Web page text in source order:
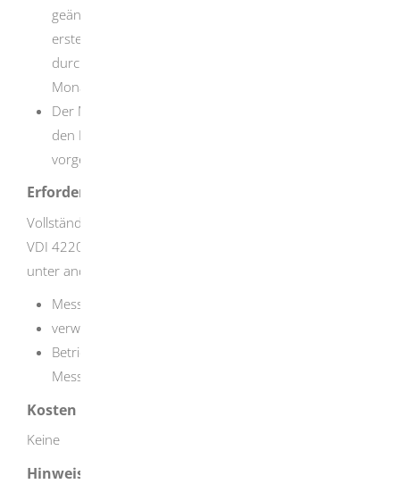
geändert wurde, müssen Sie die Messungen im
ersten Jahr nach Inbetriebnahme alle 2 Monate
durchführen lassen, anschließend regelmäßig alle 6
Monate.
Der Messbericht muss spätestens 8 Wochen nach
den Messungen bei der zuständigen Behörde
vorgelegt werden.
Erforderliche Unterlagen
Vollständiger Messbericht gemäß Anhang A der Richtlinie
VDI 4220 Blatt 2 (Ausgabe November 2018) mit Angaben
unter anderem zu:
Messergebnissen,
verwendeten Messverfahren,
Betriebsbedingungen, die für die Beurteilung der
Messergebnisse von Bedeutung sind.
Kosten
Keine
Hinweise